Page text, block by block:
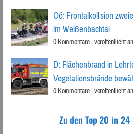
Oö: Frontalkollision
im Weißenbachtal
0 Kommentare|veröffentlicht
D: Flächenbrand in
Vegetationsbrände
0 Kommentare|veröffentlicht
Zu den Top 20 in 24